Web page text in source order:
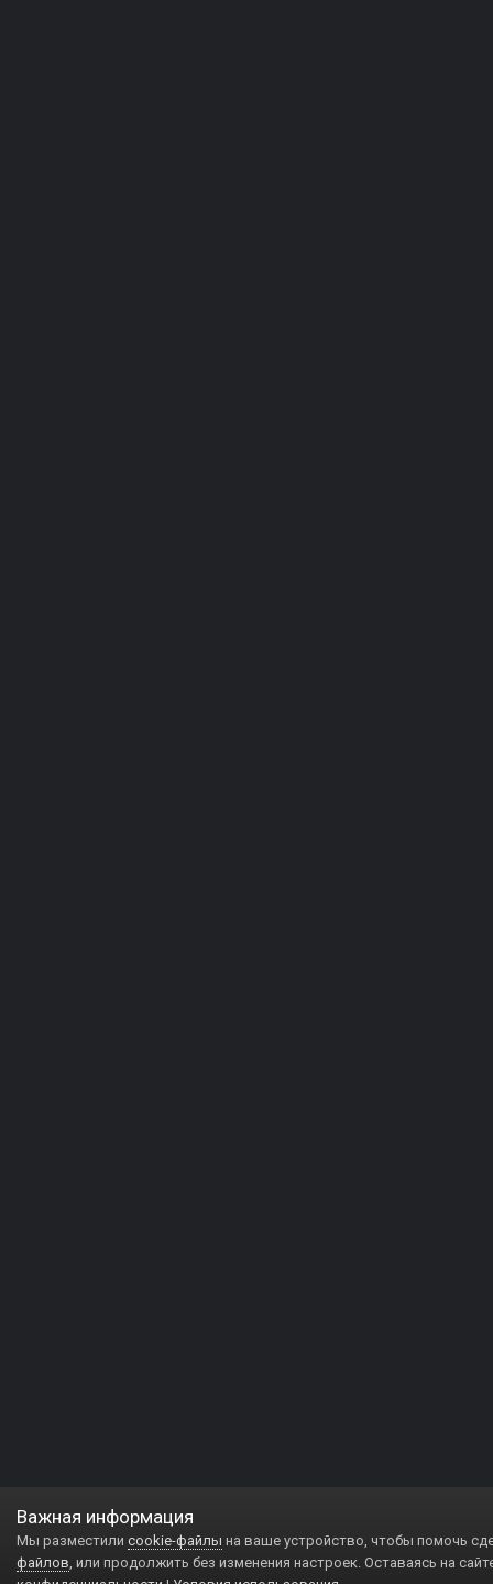
Важная информация
Мы разместили cookie-файлы на ваше устройство, чтобы помочь
файлов, или продолжить без изменения настроек. Оставаясь на